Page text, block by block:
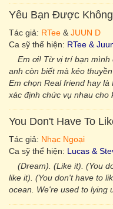
Yêu Bạn Được Không
Tác giả: RTee & JUUN D
Ca sỹ thể hiện: RTee &
Em ơi! Từ vị trí bạn
anh còn biết mà kéo
Em chọn Real friend hay
xác định chức vụ nhau cho
You Don't Have To
Tác giả: Nhạc Ngoại
Ca sỹ thể hiện: Lucas &
(Dream). (Like it). (You
like it). (You don't have to
ocean. We're used to lying